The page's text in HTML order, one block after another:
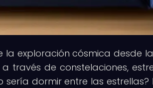
la exploración cósmica desde
través de constelaciones,
dormir entre las estrellas?